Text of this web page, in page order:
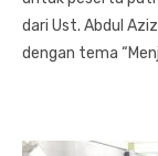
dari Ust. Abdul
dengan tema